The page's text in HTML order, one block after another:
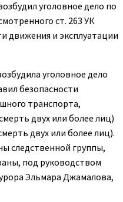
уголовное дело по
ст. 263 УК
движения и эксплуатации
уголовное дело
безопасности
транспорта,
двух или более лиц)
двух или более лиц).
следственной группы,
под руководством
Эльмара Джамалова,